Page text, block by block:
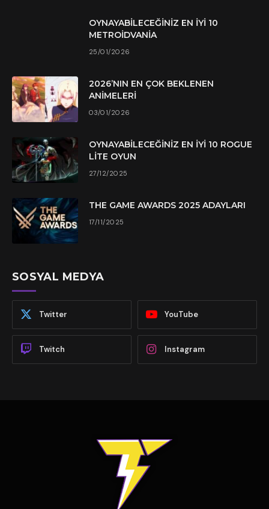
OYNAYABILECEĞINIZ EN İYI 10
METROIDVANIA
25/01/2026
2026’NIN EN ÇOK BEKLENEN
ANIMELERI
03/01/2026
OYNAYABILECEĞINIZ EN İYI 10 ROGUE
LITE OYUN
27/12/2025
THE GAME AWARDS 2025 ADAYLARI
17/11/2025
SOSYAL MEDYA
Twitter YouTube
Twitch Instagram